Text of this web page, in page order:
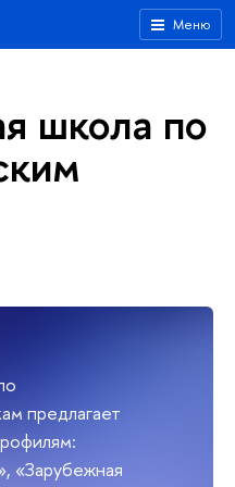
Меню
школа по
предлагает
«Зарубежная